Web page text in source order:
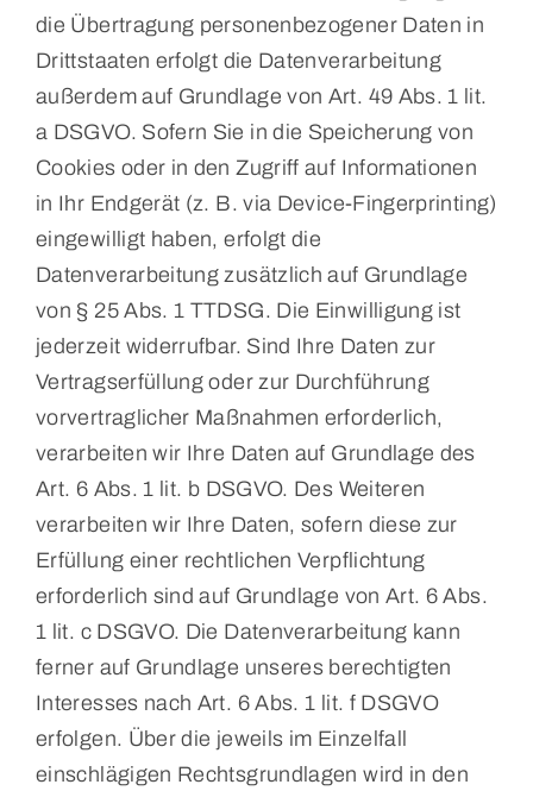
die Übertragung personenbezogener Daten in
Drittstaaten erfolgt die Datenverarbeitung
außerdem auf Grundlage von Art. 49 Abs. 1 lit.
a DSGVO. Sofern Sie in die Speicherung von
Cookies oder in den Zugriff auf Informationen
in Ihr Endgerät (z. B. via Device-Fingerprinting)
eingewilligt haben, erfolgt die
Datenverarbeitung zusätzlich auf Grundlage
von § 25 Abs. 1 TTDSG. Die Einwilligung ist
jederzeit widerrufbar. Sind Ihre Daten zur
Vertragserfüllung oder zur Durchführung
vorvertraglicher Maßnahmen erforderlich,
verarbeiten wir Ihre Daten auf Grundlage des
Art. 6 Abs. 1 lit. b DSGVO. Des Weiteren
verarbeiten wir Ihre Daten, sofern diese zur
Erfüllung einer rechtlichen Verpflichtung
erforderlich sind auf Grundlage von Art. 6 Abs.
1 lit. c DSGVO. Die Datenverarbeitung kann
ferner auf Grundlage unseres berechtigten
Interesses nach Art. 6 Abs. 1 lit. f DSGVO
erfolgen. Über die jeweils im Einzelfall
einschlägigen Rechtsgrundlagen wird in den